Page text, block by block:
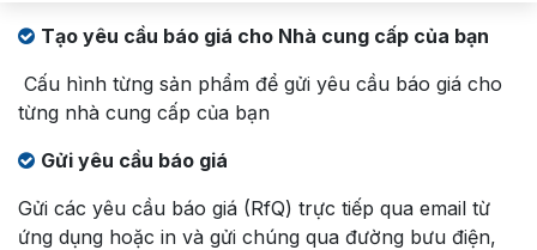
Tạo yêu cầu báo giá cho Nhà cung cấp của bạn
Cấu hình từng sản phẩm để gửi yêu cầu báo giá cho
từng nhà cung cấp của bạn
Gửi yêu cầu báo giá
Gửi các yêu cầu báo giá (RfQ) trực tiếp qua email từ
ứng dụng hoặc in và gửi chúng qua đường bưu điện,